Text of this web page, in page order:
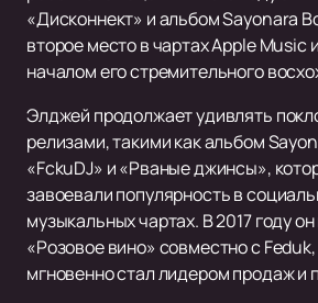
«Дисконнект» и альбом Sayonara
второе место в чартах Apple Music
началом его стремительного
Элджей продолжает удивлять
релизами, такими как альбом
«FckuDJ» и «Рваные джинсы»,
завоевали популярность в
музыкальных чартах. В 2017 году
«Розовое вино» совместно с
мгновенно стал лидером продаж и